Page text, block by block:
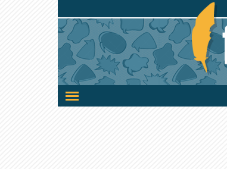
Ativar/desativar
a